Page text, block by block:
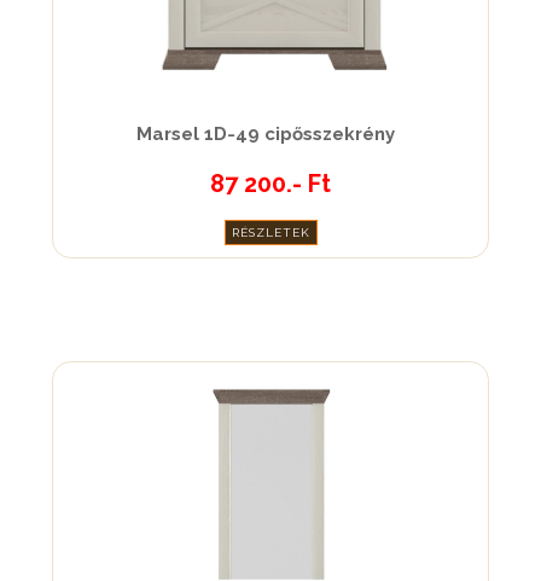
Marsel 1D-49 cipősszekrény
87 200.- Ft
RÉSZLETEK